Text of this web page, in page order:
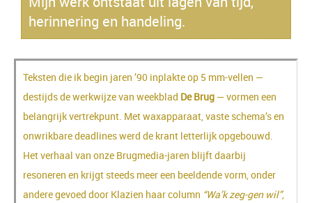
herinnering en handeling.
Teksten die ik begin jaren ’90 inplakte op 5 mm-vellen —
destijds de werkwijze van weekblad De Brug — vormen een
belangrijk vertrekpunt. Met waxapparaat, vaste schema’s en
onwrikbare deadlines werd de krant letterlijk opgebouwd.
Het verhaal van onze Brugmedia-jaren blijft daarbij
resoneren en krijgt steeds meer een beeldende vorm, onder
andere gevoed door Klazien haar column “Wa’k zeg-gen wil”,